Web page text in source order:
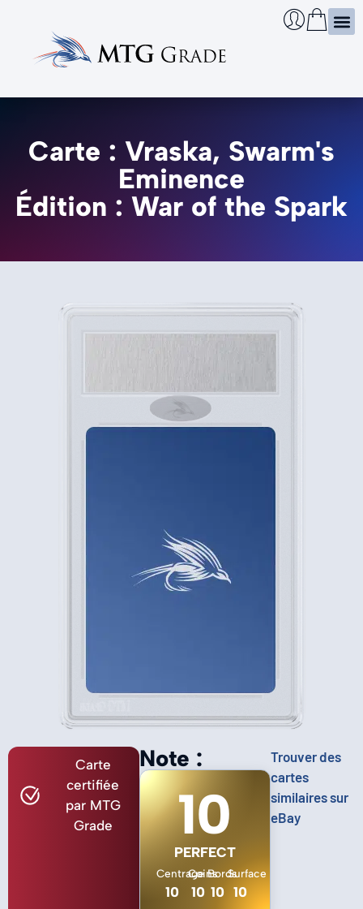
Carte : Vraska, Swarm's
Eminence
Édition : War of the Spark
Carte
certifiée
par MTG
Grade
Note :
10
PERFECT
Centrage
10
Coins
10
Bords
10
Surface
10
Trouver des
cartes
similaires sur
eBay